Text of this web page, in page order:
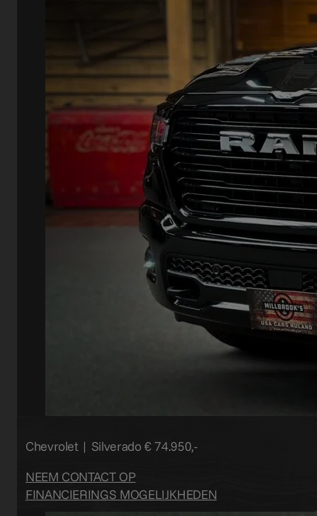
Chevrolet | Silverado€ 74.950,-
NEEM CONTACT OP
FINANCIERINGS MOGELIJKHEDEN